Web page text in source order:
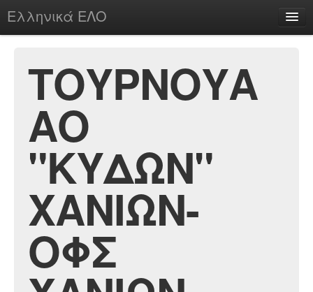
Ελληνικά ΕΛΟ
chesstu.be @ discord
Login
ΤΟΥΡΝΟΥΑ
ΑΟ
"ΚΥΔΩΝ"
ΧΑΝΙΩΝ-
ΟΦΣ